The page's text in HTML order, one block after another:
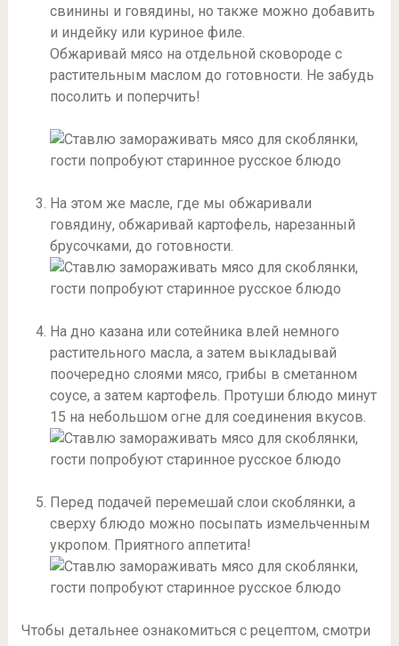
свинины и говядины, но также можно добавить
и индейку или куриное филе.
Обжаривай мясо на отдельной сковороде с
растительным маслом до готовности. Не забудь
посолить и поперчить!
На этом же масле, где мы обжаривали
говядину, обжаривай картофель, нарезанный
брусочками, до готовности.
На дно казана или сотейника влей немного
растительного масла, а затем выкладывай
поочередно слоями мясо, грибы в сметанном
соусе, а затем картофель. Протуши блюдо минут
15 на небольшом огне для соединения вкусов.
Перед подачей перемешай слои скоблянки, а
сверху блюдо можно посыпать измельченным
укропом. Приятного аппетита!
Чтобы детальнее ознакомиться с рецептом, смотри